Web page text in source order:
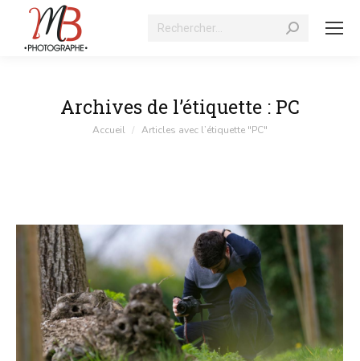
Recherche
Archives de l’étiquette : PC
Vous êtes ici :
Accueil Articles avec l’étiquette "PC"